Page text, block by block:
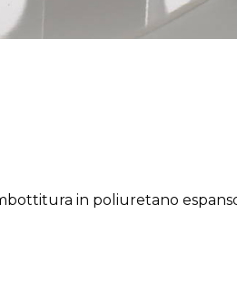
in poliuretano